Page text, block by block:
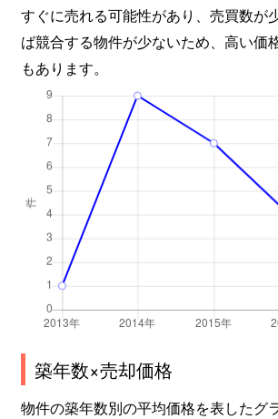
すぐに売れる可能性があり、売買数が
ば競合する物件が少ないため、高い価
もあります。
築年数×売却価格
物件の築年数別の平均価格を表したグ